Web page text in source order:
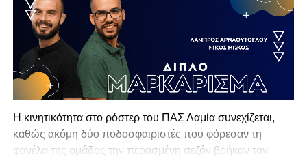
Η κινητικότητα στο ρόστερ του ΠΑΣ Λαμία συνεχίζεται,
καθώς ακόμη δύο ποδοσφαιριστές που φόρεσαν τη
φανέλα της ομάδας την περασμένη σεζόν βρήκαν τον